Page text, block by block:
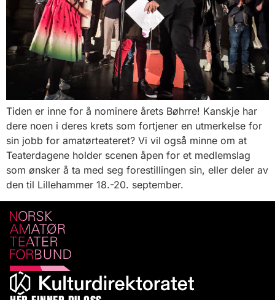
Tiden er inne for å nominere årets Bøhrre! Kanskje har
dere noen i deres krets som fortjener en utmerkelse for
sin jobb for amatørteateret? Vi vil også minne om at
Teaterdagene holder scenen åpen for et medlemslag
som ønsker å ta med seg forestillingen sin, eller deler av
den til Lillehammer 18.-20. september.